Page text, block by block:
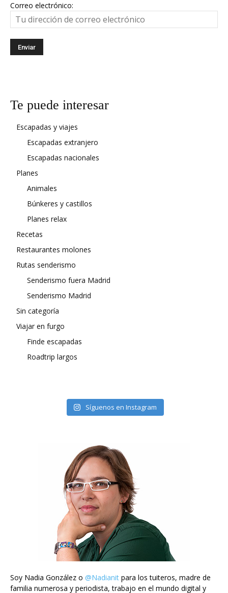
Correo electrónico:
Te puede interesar
Escapadas y viajes
Escapadas extranjero
Escapadas nacionales
Planes
Animales
Búnkeres y castillos
Planes relax
Recetas
Restaurantes molones
Rutas senderismo
Senderismo fuera Madrid
Senderismo Madrid
Sin categoría
Viajar en furgo
Finde escapadas
Roadtrip largos
Síguenos en Instagram
Soy Nadia González o @Nadianit para los tuiteros, madre de
familia numerosa y periodista, trabajo en el mundo digital y